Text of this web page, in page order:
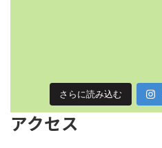
さらに読み込む
アクセス